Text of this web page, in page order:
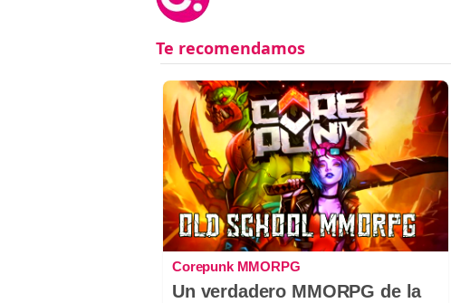
Corepunk MMORPG
Un verdadero MMORPG de la